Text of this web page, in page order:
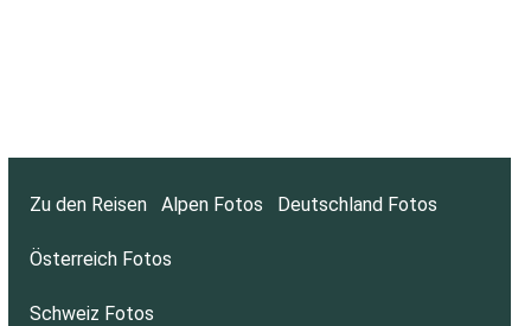
Zu den Reisen Alpen Fotos Deutschland Fotos
Österreich Fotos
Schweiz Fotos